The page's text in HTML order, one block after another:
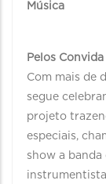
Música
Pelos Convida
Com mais de
segue
projeto
especiais,
show a